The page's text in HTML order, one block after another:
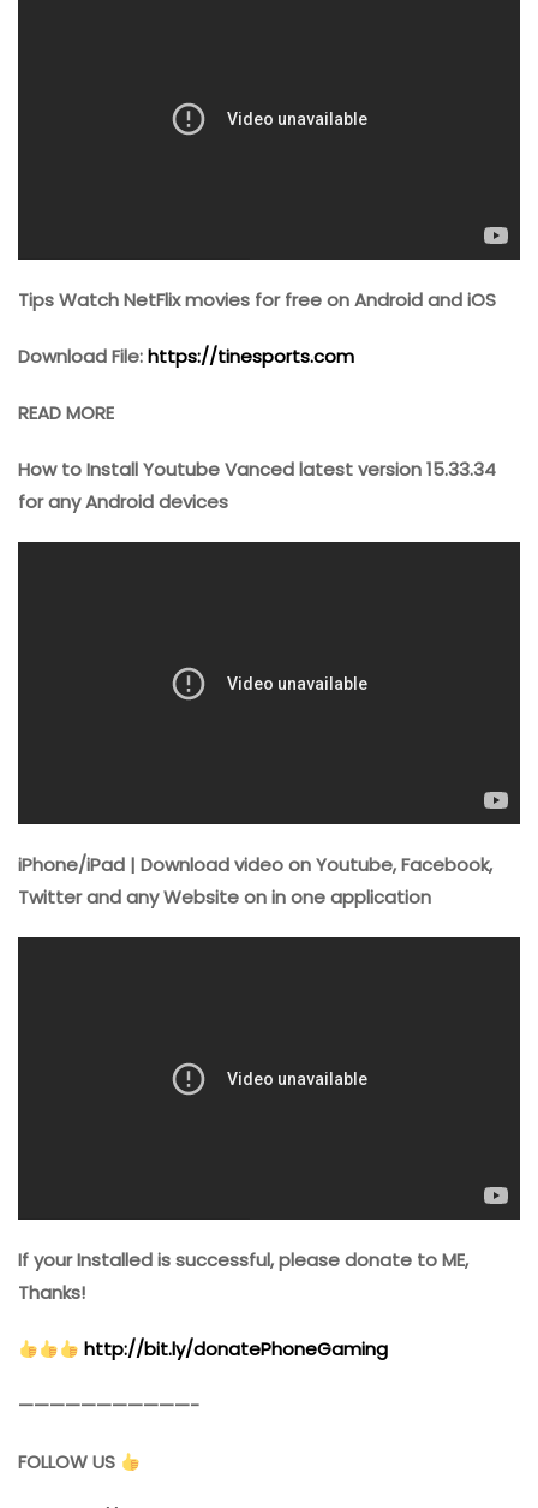
Tips Watch NetFlix movies for free on Android and iOS
Download File:https://tinesports.com
READ MORE
How to Install Youtube Vanced latest version 15.33.34
for any Android devices
iPhone/iPad | Download video on Youtube, Facebook,
Twitter and any Website on in one application
If your Installed is successful, please donate to ME,
Thanks!
http://bit.ly/donatePhoneGaming
———————————-
FOLLOW US